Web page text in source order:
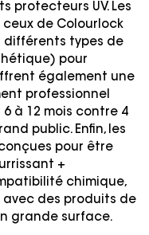
protecteurs UV. Les
de Colourlock
différents types de
pour
également une
professionnel
à 12 mois contre 4
public. Enfin, les
pour être
+
chimique,
avec des produits de
grande surface.